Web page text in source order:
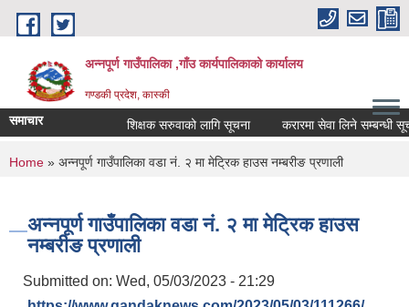
Skip to main content
अन्नपूर्ण गाउँपालिका ,गाँउ कार्यपालिकाको कार्यालय
गण्डकी प्रदेश, कास्की
समाचार शिक्षक सरुवाको लागि सूचना करारमा सेवा लिने सम्बन्धी
You are here
Home » अन्नपूर्ण गाउँपालिका वडा नं. २ मा मेट्रिक हाउस नम्बरीङ प्रणाली
अन्नपूर्ण गाउँपालिका वडा नं. २ मा मेट्रिक हाउस
नम्बरीङ प्रणाली
Submitted on: Wed, 05/03/2023 - 21:29